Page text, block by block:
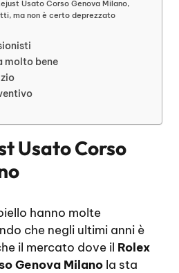
Usato Corso Genova Milano,
ma non è certo deprezzato
molto bene
Usato Corso
hanno molte
che negli ultimi anni è
il mercato dove il Rolex
Genova Milano la sta